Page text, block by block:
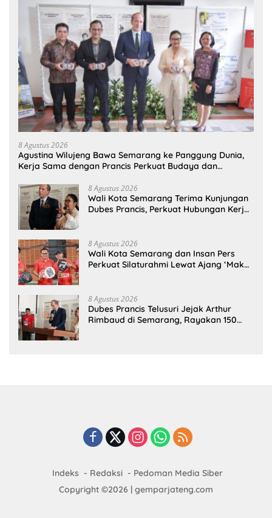
8 Agustus 2026
Agustina Wilujeng Bawa Semarang ke Panggung Dunia,
Kerja Sama dengan Prancis Perkuat Budaya dan
8 Agustus 2026
Wali Kota Semarang Terima Kunjungan
Dubes Prancis, Perkuat Hubungan Kerja
8 Agustus 2026
Wali Kota Semarang dan Insan Pers
Perkuat Silaturahmi Lewat Ajang ‘Mak
8 Agustus 2026
Dubes Prancis Telusuri Jejak Arthur
Rimbaud di Semarang, Rayakan 150
Indeks Redaksi
Pedoman Media Siber
Copyright ©2026 | gemparjateng.com